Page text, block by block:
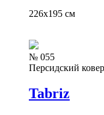
226x195 см
№ 055
Персидский ковер
Tabriz